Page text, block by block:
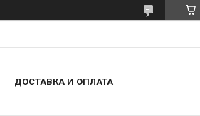
ДОСТАВКА И ОПЛАТА